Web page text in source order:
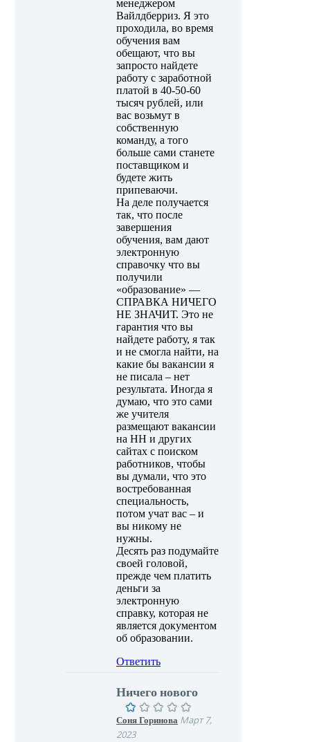
менеджером
Вайлдберриз. Я это
проходила, во время
обучения вам
обещают, что вы
запросто найдете
работу с заработной
платой в 40-50-60
тысяч рублей, или
вас возьмут в
собственную
команду, а того
больше сами станете
поставщиком и
будете жить
припеваючи.
На деле получается
так, что после
завершения
обучения, вам дают
электронную
справочку что вы
получили
«образование» —
СПРАВКА НИЧЕГО
НЕ ЗНАЧИТ. Это не
гарантия что вы
найдете работу, я так
и не смогла найти, на
какие бы вакансии я
не писала – нет
результата. Иногда я
думаю, что это сами
же учителя
размещают вакансии
на HH и других
сайтах с поиском
работников, чтобы
вы думали, что это
востребованная
специальность,
потом учат вас – и
вы никому не
нужны.
Десять раз подумайте
своей головой,
прежде чем платить
деньги за
электронную
справку, которая не
является документом
об образовании.
Ответить
Ничего нового
Соня Горинова Март 7,
2023